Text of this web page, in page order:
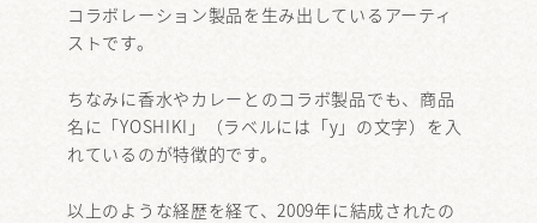
コラボレーション製品を生み出しているアーティ
ストです。
ちなみに香水やカレーとのコラボ製品でも、商品
名に「YOSHIKI」（ラベルには「y」の文字）を入
れているのが特徴的です。
以上のような経歴を経て、2009年に結成されたの